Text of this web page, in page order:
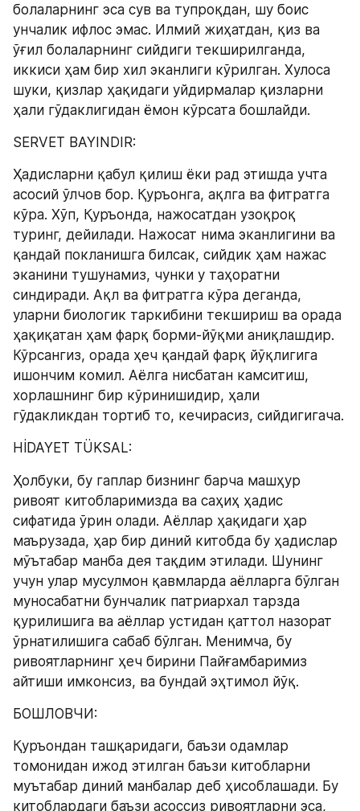
болаларнинг эса сув ва тупроқдан, шу боис
унчалик ифлос эмас. Илмий жиҳатдан, қиз ва
ўғил болаларнинг сийдиги текширилганда,
иккиси ҳам бир хил эканлиги кўрилган. Хулоса
шуки, қизлар ҳақидаги уйдирмалар қизларни
ҳали гўдаклигидан ёмон кўрсата бошлайди.
SERVET BAYINDIR:
Ҳадисларни қабул қилиш ёки рад этишда учта
асосий ўлчов бор. Қуръонга, ақлга ва фитратга
кўра. Хўп, Қуръонда, нажосатдан узоқроқ
туринг, дейилади. Нажосат нима эканлигини ва
қандай покланишга билсак, сийдик ҳам нажас
эканини тушунамиз, чунки у таҳоратни
синдиради. Ақл ва фитратга кўра деганда,
уларни биологик таркибини текшириш ва орада
ҳақиқатан ҳам фарқ борми-йўқми аниқлашдир.
Кўрсангиз, орада ҳеч қандай фарқ йўқлигига
ишончим комил. Аёлга нисбатан камситиш,
хорлашнинг бир кўринишидир, ҳали
гўдакликдан тортиб то, кечирасиз, сийдигигача.
HİDAYET TÜKSAL:
Ҳолбуки, бу гаплар бизнинг барча машҳур
ривоят китобларимизда ва саҳиҳ ҳадис
сифатида ўрин олади. Aёллар ҳақидаги ҳар
маърузада, ҳар бир диний китобда бу ҳадислар
мўътабар манба дея тақдим этилади. Шунинг
учун улар мусулмон қавмларда аёлларга бўлган
муносабатни бунчалик патриархал тарзда
қурилишига ва аёллар устидан қаттол назорат
ўрнатилишига сабаб бўлган. Менимча, бу
ривоятларнинг ҳеч бирини Пайғамбаримиз
айтиши имконсиз, ва бундай эҳтимол йўқ.
БОШЛОВЧИ:
Қуръондан ташқаридаги, баъзи одамлар
томонидан ижод этилган баъзи китобларни
муътабар диний манбалар деб ҳисоблашади. Бу
китоблардаги баъзи асоссиз ривоятларни эса,